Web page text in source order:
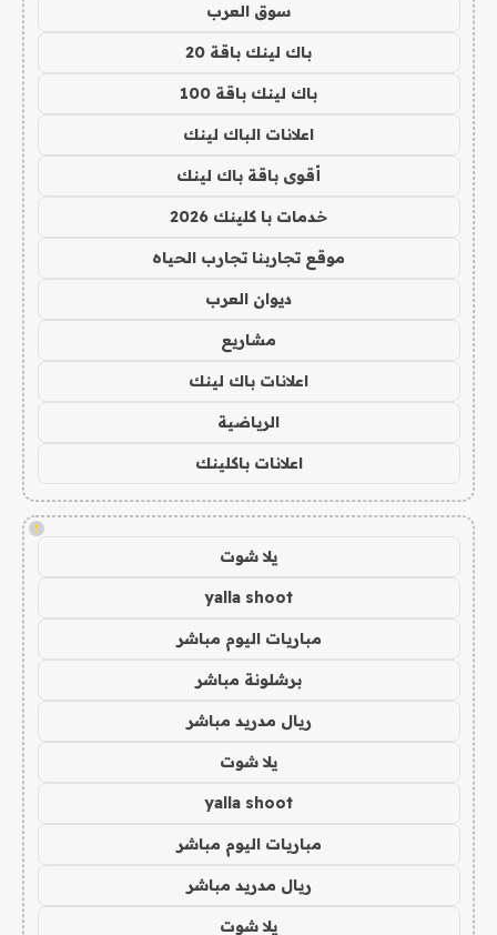
سوق العرب
باك لينك باقة 20
باك لينك باقة 100
اعلانات الباك لينك
أقوى باقة باك لينك
خدمات با كلينك 2026
موقع تجاربنا تجارب الحياه
ديوان العرب
مشاريع
اعلانات باك لينك
الرياضية
اعلانات باكلينك
!
يلا شوت
yalla shoot
مباريات اليوم مباشر
برشلونة مباشر
ريال مدريد مباشر
يلا شوت
yalla shoot
مباريات اليوم مباشر
ريال مدريد مباشر
يلا شوت